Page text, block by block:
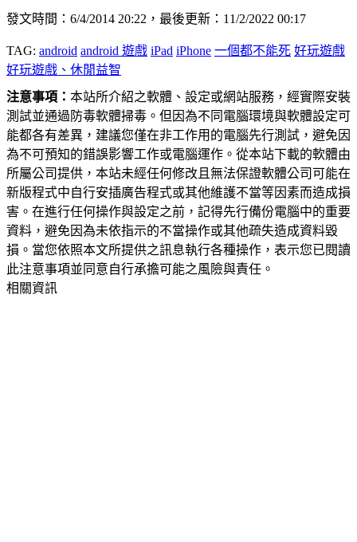
發文時間：6/4/2014 20:22，最後更新：11/2/2022 00:17
TAG: android android 遊戲 iPad iPhone 一個都不能死 好玩遊戲
好玩遊戲、休閒益智
注意事項： 本站所介紹之軟體、設定或網站服務，經實際安裝
測試並通過防毒軟體掃毒。但因為不同電腦環境與軟體設定可
能都各有差異，建議您僅在非工作用的電腦先行測試，避免因
為不可預知的錯誤影響工作或電腦運作。從本站下載的軟體由
所屬公司提供，本站未經任何修改且無法保證軟體公司可能在
新版程式中自行安插廣告程式或其他維護不當等因素而造成損
害。在進行任何操作與設定之前，記得先行備份電腦中的重要
資料，避免因為未依指示的不當操作或其他疏失造成資料毀
損。當您依照本文所提供之訊息執行各種操作，表示您已閱讀
此注意事項並同意自行承擔可能之風險與責任。
相關資訊